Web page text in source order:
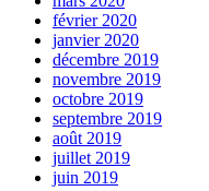
février 2020
janvier 2020
décembre 2019
novembre 2019
octobre 2019
septembre 2019
août 2019
juillet 2019
juin 2019